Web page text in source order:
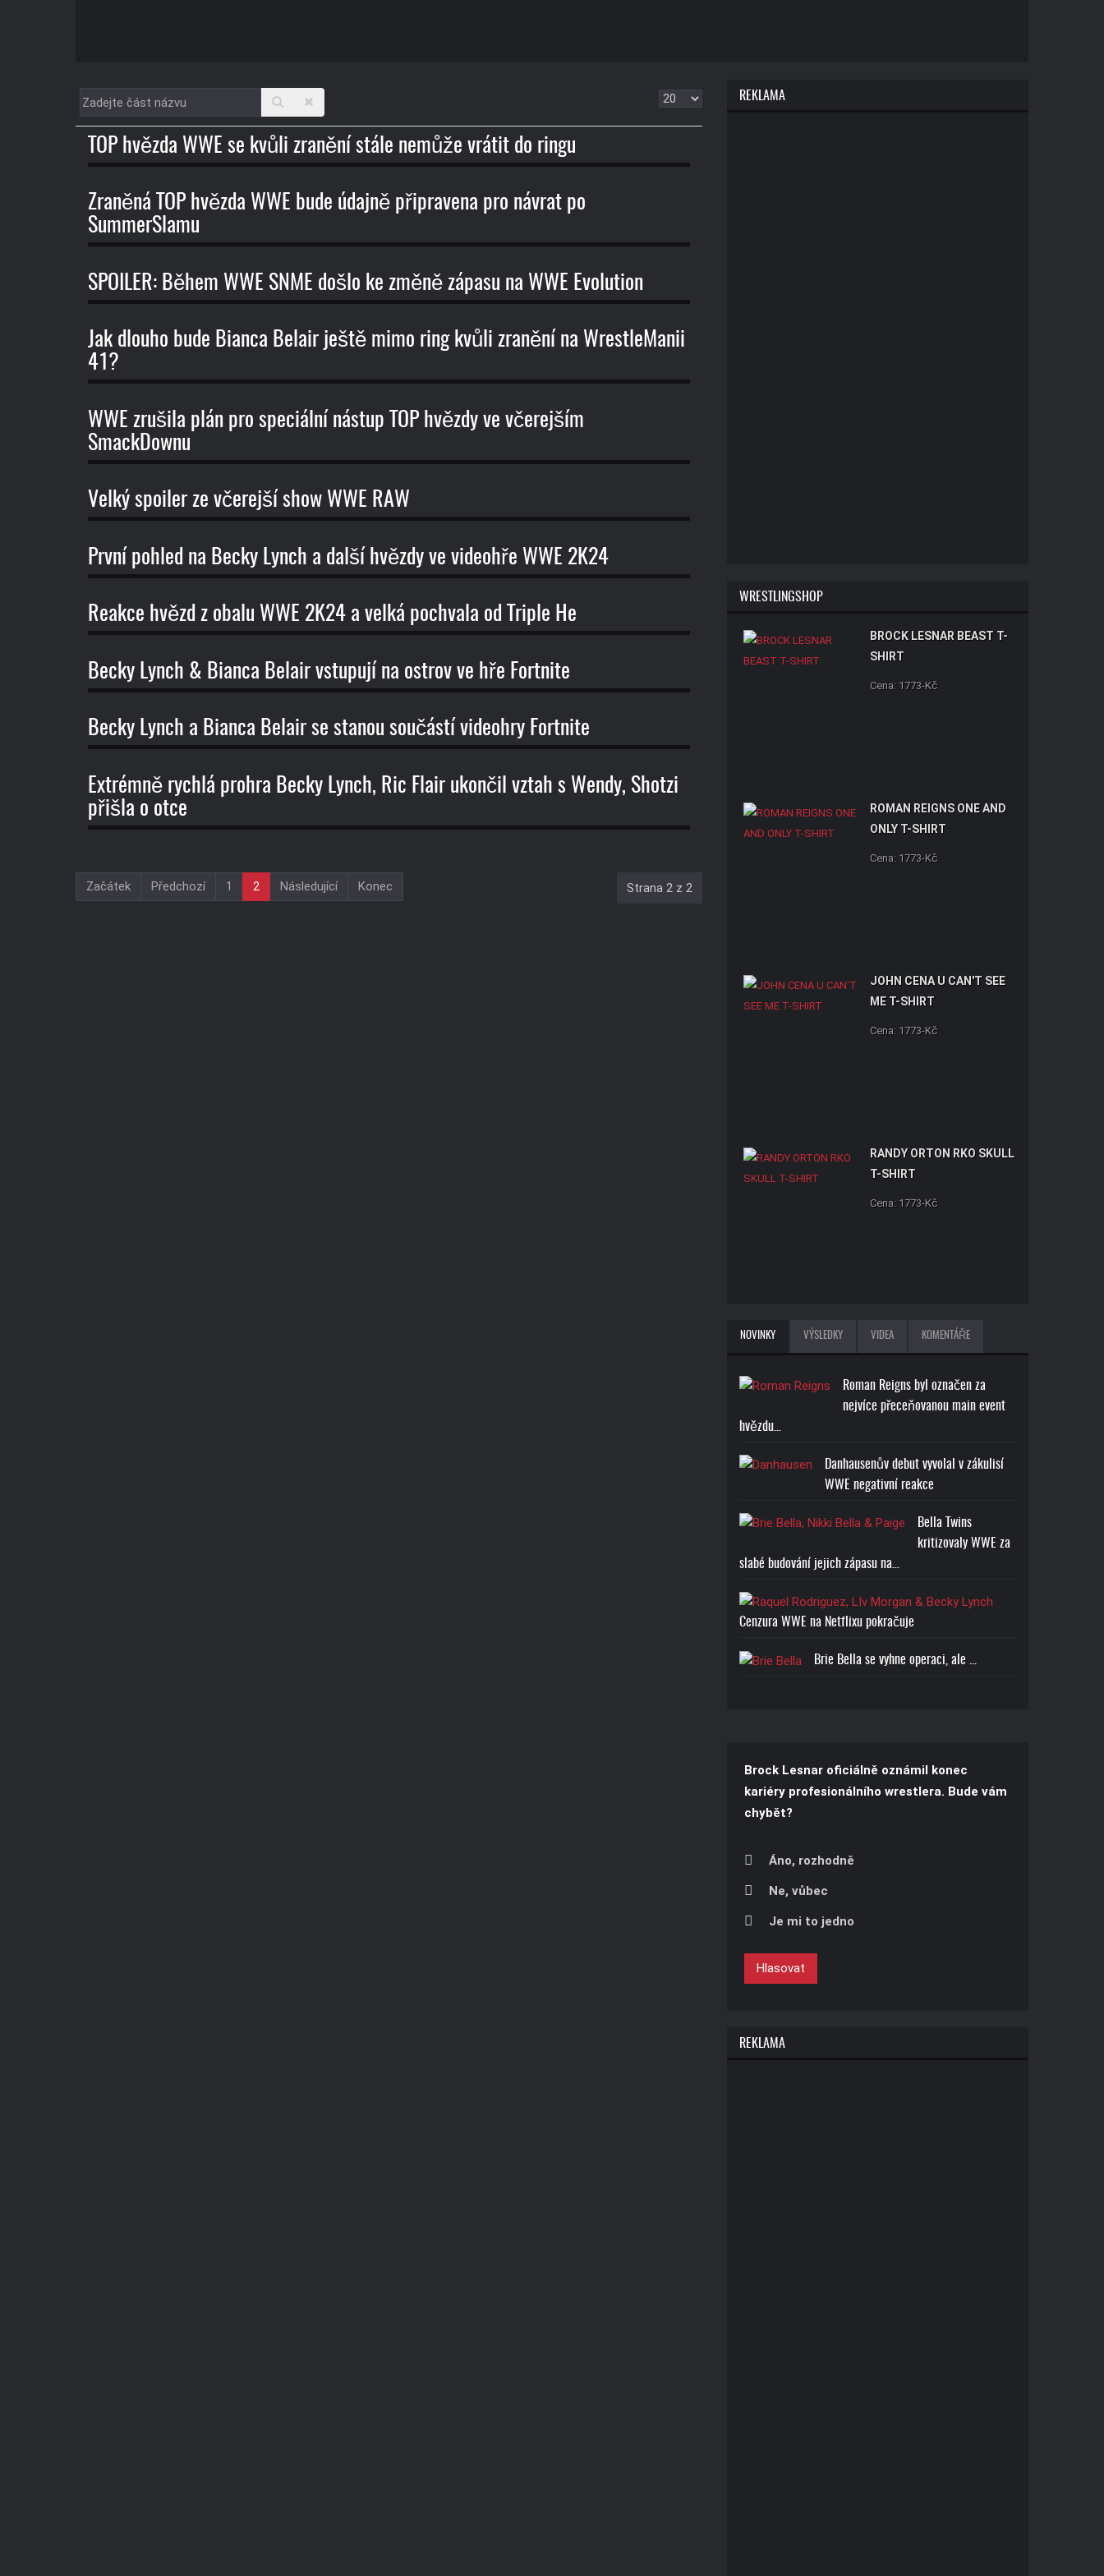
Zadejte
část
názvu
Zobrazit
TOP hvězda WWE se kvůli zranění stále nemůže vrátit do ringu
Zraněná TOP hvězda WWE bude údajně připravena pro návrat po
SummerSlamu
SPOILER: Během WWE SNME došlo ke změně zápasu na WWE Evolution
Jak dlouho bude Bianca Belair ještě mimo ring kvůli zranění na WrestleManii
41?
WWE zrušila plán pro speciální nástup TOP hvězdy ve včerejším
SmackDownu
Velký spoiler ze včerejší show WWE RAW
První pohled na Becky Lynch a další hvězdy ve videohře WWE 2K24
Reakce hvězd z obalu WWE 2K24 a velká pochvala od Triple He
Becky Lynch & Bianca Belair vstupují na ostrov ve hře Fortnite
Becky Lynch a Bianca Belair se stanou součástí videohry Fortnite
Extrémně rychlá prohra Becky Lynch, Ric Flair ukončil vztah s Wendy, Shotzi
přišla o otce
Strana 2 z 2
Začátek Předchozí 1 2 Následující Konec
REKLAMA
WRESTLINGSHOP
BROCK LESNAR BEAST T-
SHIRT
Cena: 1773-Kč
ROMAN REIGNS ONE AND
ONLY T-SHIRT
Cena: 1773-Kč
JOHN CENA U CAN'T SEE
ME T-SHIRT
Cena: 1773-Kč
RANDY ORTON RKO SKULL
T-SHIRT
Cena: 1773-Kč
NOVINKY VÝSLEDKY VIDEA KOMENTÁŘE
Roman Reigns byl označen za
nejvíce přeceňovanou main event
hvězdu…
Danhausenův debut vyvolal v zákulisí
WWE negativní reakce
Bella Twins
kritizovaly WWE za
slabé budování jejich zápasu na…
Cenzura WWE na Netflixu pokračuje
Brie Bella se vyhne operaci, ale ...
Brock Lesnar oficiálně oznámil konec
kariéry profesionálního wrestlera. Bude vám
chybět?
Áno, rozhodně
Ne, vůbec
Je mi to jedno
Hlasovat
REKLAMA